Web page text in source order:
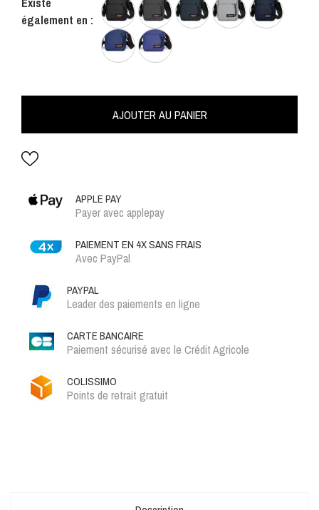
également en :
AJOUTER AU PANIER
APPLE PAY
Payer avec applepay
PAIEMENT EN 4X SANS FRAIS
Avec PayPal
PAYPAL
Leader des paiements en ligne
CARTE BANCAIRE
Paiement sécurisé avec le Crédit Agricole
COLISSIMO
Points de retrait gratuit